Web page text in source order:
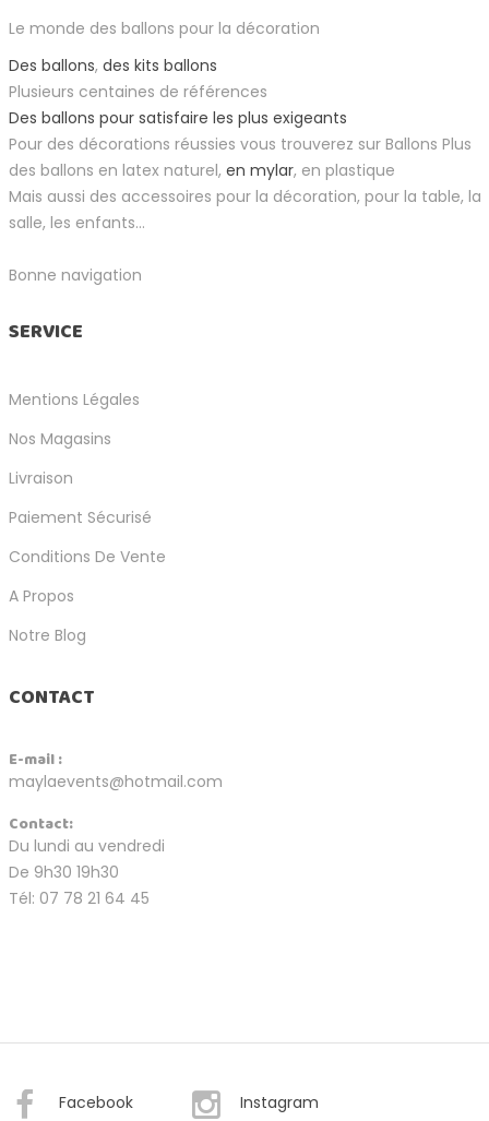
Le monde des ballons pour la décoration
Des ballons, des kits ballons
Plusieurs centaines de références
Des ballons pour satisfaire les plus exigeants
Pour des décorations réussies vous trouverez sur Ballons Plus
des ballons en latex naturel, en mylar, en plastique
Mais aussi des accessoires pour la décoration, pour la table, la
salle, les enfants...
Bonne navigation
SERVICE
Mentions Légales
Nos Magasins
Livraison
Paiement Sécurisé
Conditions De Vente
A Propos
Notre Blog
CONTACT
E-mail :
maylaevents@hotmail.com
Contact:
Du lundi au vendredi
De 9h30 19h30
Tél: 07 78 21 64 45
Facebook Instagram